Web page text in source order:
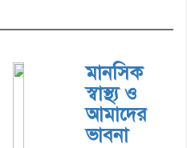
মানসিক
স্বাস্থ্য ও
আমাদের
ভাবনা